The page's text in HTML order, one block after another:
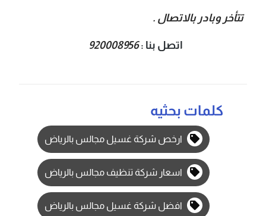
تتأخر وبادر بالاتصال .
اتصل بنا :920008956
كلمات بحثيه
ارخص شركة غسيل مجالس بالرياض
اسعار شركة تنظيف مجالس بالرياض
افضل شركة غسيل مجالس بالرياض